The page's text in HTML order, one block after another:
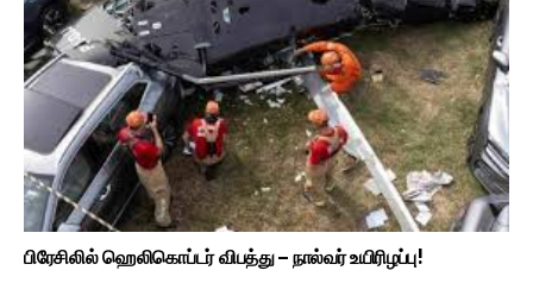
பிரேசிலில் ஹெலிகொப்டர் விபத்து – நால்வர் உயிரிழப்பு!